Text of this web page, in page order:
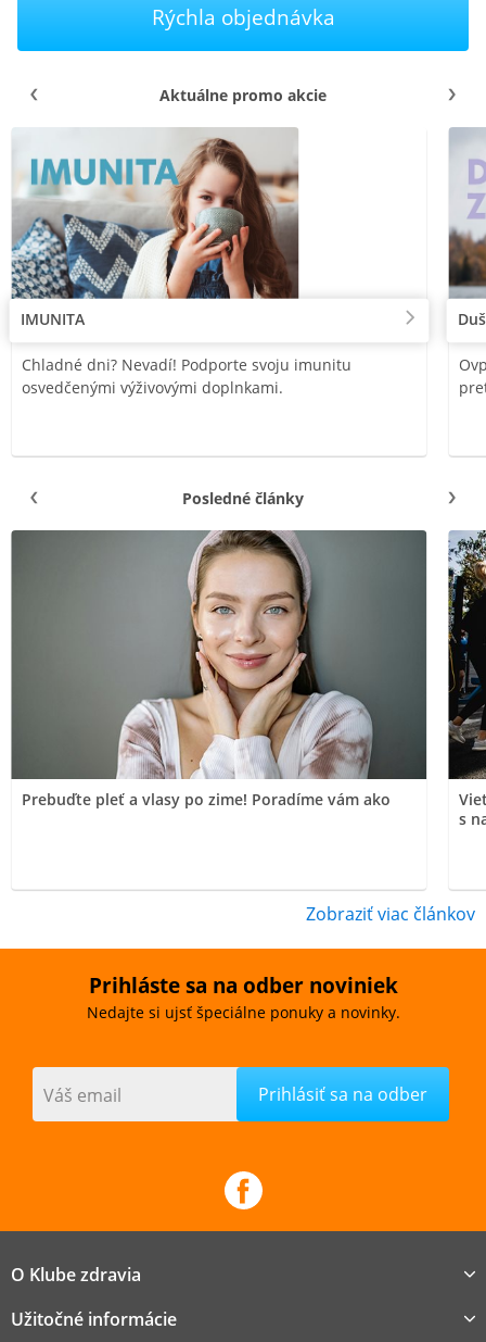
Rýchla objednávka
Aktuálne promo akcie
IMUNITA
Chladné dni? Nevadí! Podporte svoju imunitu
osvedčenými výživovými doplnkami.
Posledné články
Prebuďte pleť a vlasy po zime! Poradíme vám ako
s
Zobraziť viac článkov
Prihláste sa na odber noviniek
Nedajte si ujsť špeciálne ponuky a novinky.
Váš email
O Klube zdravia
Užitočné informácie